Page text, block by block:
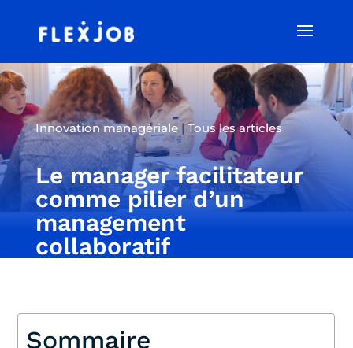
Innovation managériale|Tous les articles
Le manager facilitateur
comme pilier d’un
management
collaboratif
Sommaire